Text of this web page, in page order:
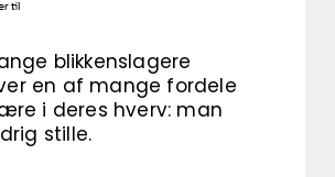
blikkenslagere
en af mange fordele
i deres hverv: man
stille.